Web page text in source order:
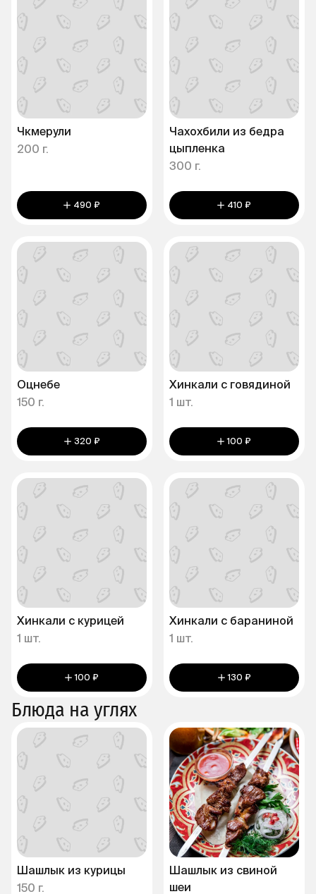
Чкмерули
200 г.
490 ₽
Чахохбили из бедра
цыпленка
300 г.
410 ₽
Оцнебе
150 г.
320 ₽
Хинкали с говядиной
1 шт.
100 ₽
Хинкали с курицей
1 шт.
100 ₽
Хинкали с бараниной
1 шт.
130 ₽
Блюда на углях
Шашлык из курицы
150 г.
Шашлык из свиной
шеи